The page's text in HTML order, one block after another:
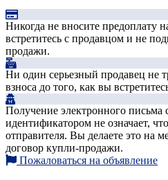
Никогда не вносите предоплату
встретитесь с продавцом и не
продажи.
Ни один серьезный продавец не
взноса до того, как вы
Получение электронного письма
идентификатором не означает,
отправителя. Вы делаете это на
договор купли-продажи.
Пожаловаться на объявление